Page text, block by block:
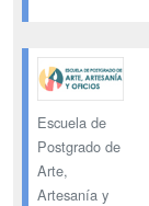
Escuela de
Postgrado de
Arte,
Artesanía y